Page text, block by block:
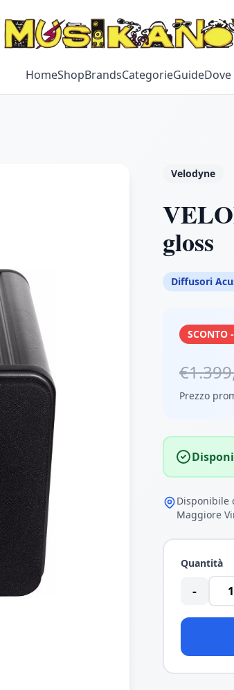
HomeShopBrandsCategorieGuide
Velodyne
gloss
Diffusori
SCONTO
Prezzo
Disponibile
Maggiore
Quantità
-